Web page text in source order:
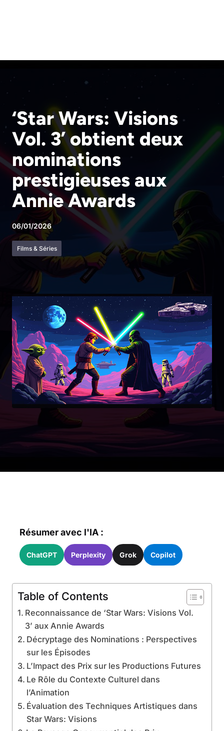
‘Star Wars: Visions
Vol. 3’ obtient deux
nominations
prestigieuses aux
Annie Awards
06/01/2026
Films & Séries
Résumer avec l'IA :
ChatGPT Perplexity Grok Copilot
Table of Contents
Reconnaissance de ‘Star Wars: Visions Vol.
3’ aux Annie Awards
Décryptage des Nominations : Perspectives
sur les Épisodes
L’Impact des Prix sur les Productions Futures
Le Rôle du Contexte Culturel dans
l’Animation
Évaluation des Techniques Artistiques dans
Star Wars: Visions